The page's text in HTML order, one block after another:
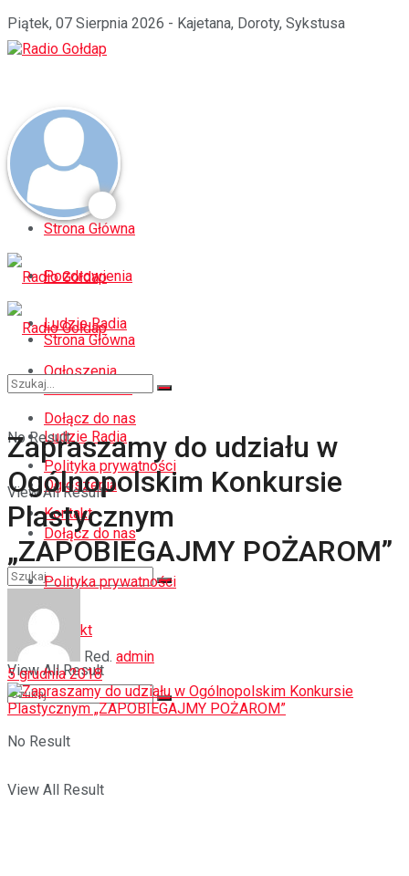
Piątek, 07 Sierpnia 2026 - Kajetana, Doroty, Sykstusa
Strona Główna
Pozdrowienia
Ludzie Radia
Ogłoszenia
Dołącz do nas
Polityka prywatności
Kontakt
No Result
View All Result
Strona Główna
Pozdrowienia
Ludzie Radia
Ogłoszenia
Dołącz do nas
Polityka prywatności
Kontakt
No Result
View All Result
No Result
View All Result
Zapraszamy do udziału w
Ogólnopolskim Konkursie
Plastycznym
„ZAPOBIEGAJMY POŻAROM”
Red. admin
5 grudnia 2018